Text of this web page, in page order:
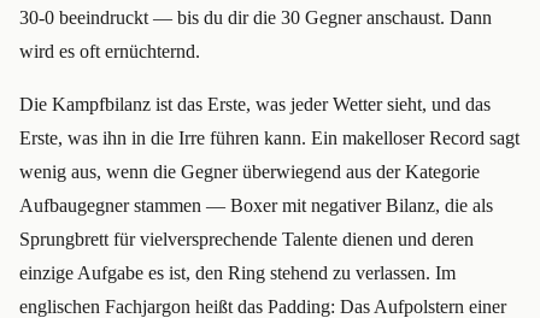
30-0 beeindruckt — bis du dir die 30 Gegner anschaust. Dann
wird es oft ernüchternd.
Die Kampfbilanz ist das Erste, was jeder Wetter sieht, und das
Erste, was ihn in die Irre führen kann. Ein makelloser Record sagt
wenig aus, wenn die Gegner überwiegend aus der Kategorie
Aufbaugegner stammen — Boxer mit negativer Bilanz, die als
Sprungbrett für vielversprechende Talente dienen und deren
einzige Aufgabe es ist, den Ring stehend zu verlassen. Im
englischen Fachjargon heißt das Padding: Das Aufpolstern einer